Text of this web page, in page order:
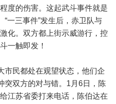
度的伤害。这起武斗事件就是
“一三事件”发生后，赤卫队与
化。双方都上街示威游行，控
一触即发！
市民都处在观望状态，他们企
突双方的对与错。1月6日，陈
江苏省委打来电话，陈伯达在